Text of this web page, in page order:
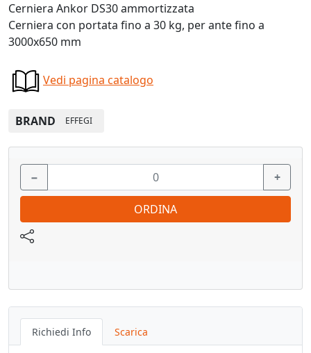
Cerniera Ankor DS30 ammortizzata
Cerniera con portata fino a 30 kg, per ante fino a
3000x650 mm
Vedi pagina catalogo
BRAND EFFEGI
− +
ORDINA
Richiedi Info Scarica